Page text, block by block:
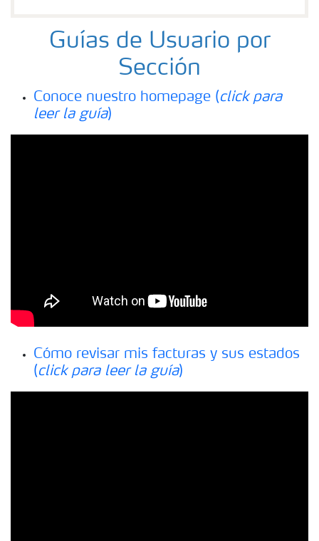
Guías de Usuario por
Sección
Conoce nuestro homepage (click para
leer la guía)
Cómo revisar mis facturas y sus estados
(click para leer la guía)